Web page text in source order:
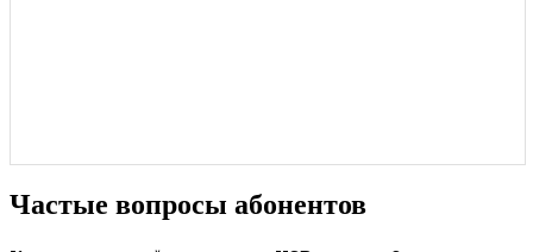
Частые вопросы абонентов